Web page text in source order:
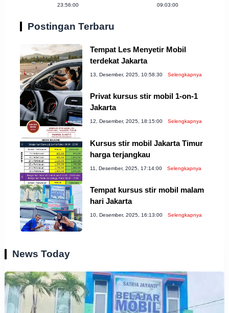
23:56:00
09:03:00
Postingan Terbaru
Tempat Les Menyetir Mobil
terdekat Jakarta
13, Desember, 2025, 10:58:30 Selengkapnya
Privat kursus stir mobil 1-on-1
Jakarta
12, Desember, 2025, 18:15:00 Selengkapnya
Kursus stir mobil Jakarta Timur
harga terjangkau
11, Desember, 2025, 17:14:00 Selengkapnya
Tempat kursus stir mobil malam
hari Jakarta
10, Desember, 2025, 16:13:00 Selengkapnya
News Today